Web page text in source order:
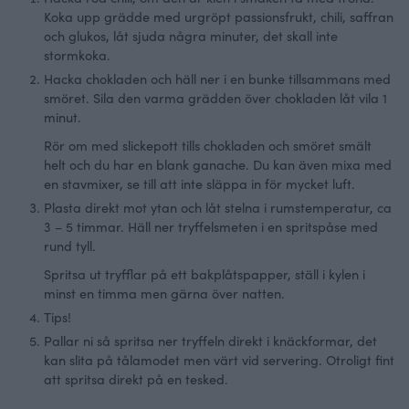
Koka upp grädde med urgröpt passionsfrukt, chili, saffran
och glukos, låt sjuda några minuter, det skall inte
stormkoka.
Hacka chokladen och häll ner i en bunke tillsammans med
smöret. Sila den varma grädden över chokladen låt vila 1
minut.
Rör om med slickepott tills chokladen och smöret smält
helt och du har en blank ganache. Du kan även mixa med
en stavmixer, se till att inte släppa in för mycket luft.
Plasta direkt mot ytan och låt stelna i rumstemperatur, ca
3 – 5 timmar. Häll ner tryffelsmeten i en spritspåse med
rund tyll.
Spritsa ut tryfflar på ett bakplåtspapper, ställ i kylen i
minst en timma men gärna över natten.
Tips!
Pallar ni så spritsa ner tryffeln direkt i knäckformar, det
kan slita på tålamodet men värt vid servering. Otroligt fint
att spritsa direkt på en tesked.